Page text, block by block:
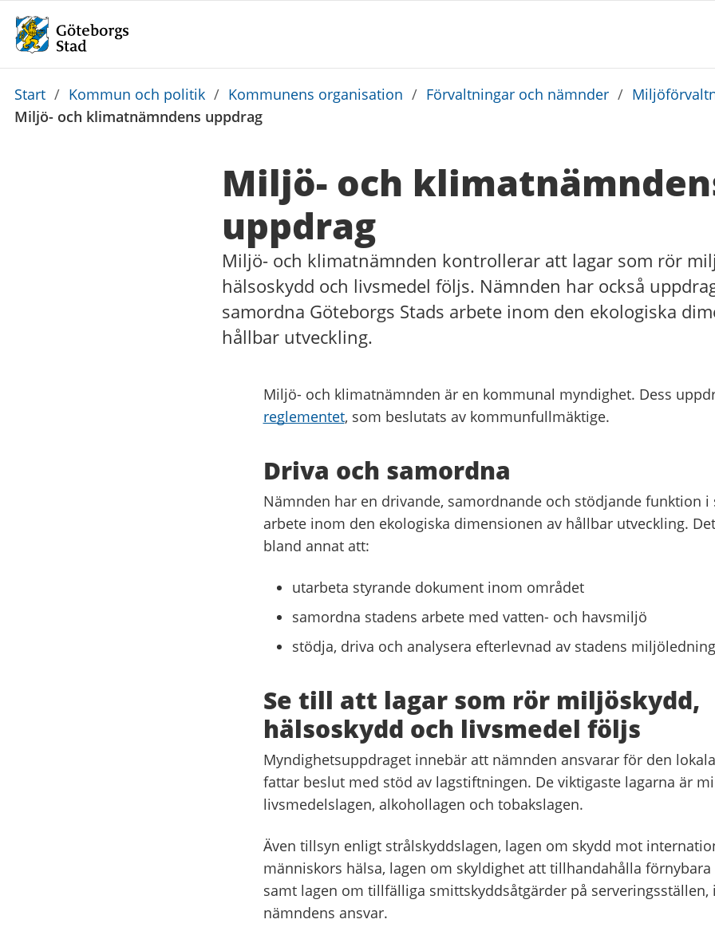
Du
är
Start / Kommun och politik / Kommunens organisation / Förvaltningar och nämnder /
Miljö- och klimatnämndens uppdrag
Miljö- och
uppdrag
Miljö- och klimatnämnden kontrollerar att lagar som rör
hälsoskydd och livsmedel följs. Nämnden har också
samordna Göteborgs Stads arbete inom den ekologiska
hållbar utveckling.
Miljö- och klimatnämnden är en kommunal myndighet. Dess
reglementet, som beslutats av kommunfullmäktige.
Driva och samordna
Nämnden har en drivande, samordnande och stödjande funktion i
arbete inom den ekologiska dimensionen av hållbar utveckling.
bland annat att:
utarbeta styrande dokument inom området
samordna stadens arbete med vatten- och havsmiljö
stödja, driva och analysera efterlevnad av stadens
Se till att lagar som rör miljöskydd,
hälsoskydd och livsmedel följs
Myndighetsuppdraget innebär att nämnden ansvarar för den
fattar beslut med stöd av lagstiftningen. De viktigaste lagarna är
livsmedelslagen, alkohollagen och tobakslagen.
Även tillsyn enligt strålskyddslagen, lagen om skydd mot
människors hälsa, lagen om skyldighet att tillhandahålla
samt lagen om tillfälliga smittskyddsåtgärder på serveringsställen,
nämndens ansvar.